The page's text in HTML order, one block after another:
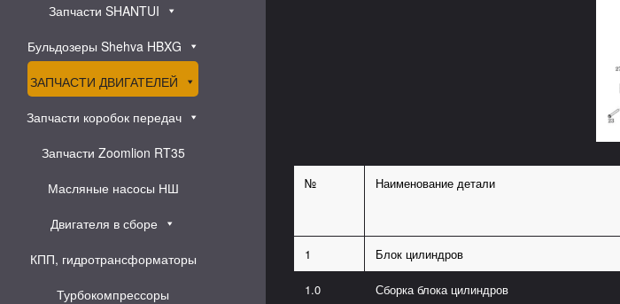
Запчасти SHANTUI
Бульдозеры Shehva HBXG
ЗАПЧАСТИ ДВИГАТЕЛЕЙ
Запчасти коробок передач
Запчасти Zoomlion RT35
Масляные насосы НШ
Двигателя в сборе
КПП, гидротрансформаторы
Турбокомпрессоры
№ Наименование детали
1 Блок цилиндров
1.0 Сборка блока цилиндров